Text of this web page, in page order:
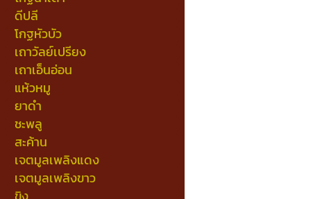
ดีปลี
โกฐหัวบัว
เถาวัลย์เปรียง
เถาเอ็นอ่อน
แห้วหมู
ยาดำ
ชะพลู
สะค้าน
เจตมูลเพลิงแดง
เจตมูลเพลิงขาว